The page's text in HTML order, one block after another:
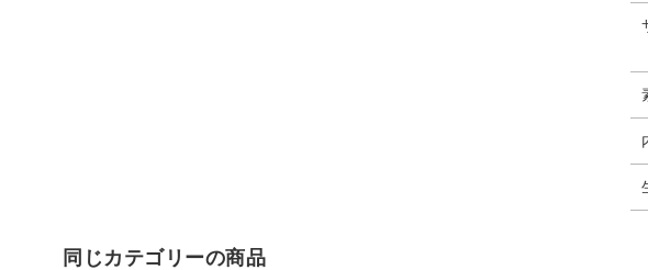
同じカテゴリーの商品